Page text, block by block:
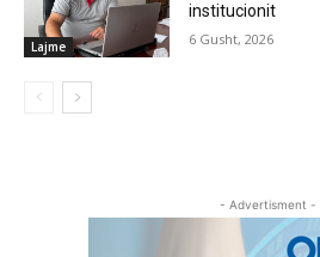
Lajme
institucionit
6 Gusht, 2026
- Advertisment -